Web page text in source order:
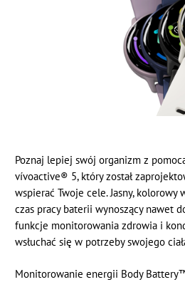
Poznaj lepiej swój organizm z
vívoactive® 5, który został
wspierać Twoje cele. Jasny, kolorowy
czas pracy baterii wynoszący nawet
funkcje monitorowania zdrowia i
wsłuchać się w potrzeby swojego
Monitorowanie energii Body